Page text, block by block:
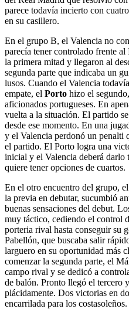
parece todavía incierto con
en su casillero.
En el grupo B, el Valencia no
parecía tener controlado frente al
la primera mitad y llegaron al
segunda parte que indicaba un
lusos. Cuando el Valencia
empate, el Porto hizo el
aficionados portugueses. En
vuelta a la situación. El partido
desde ese momento. En una
y el Valencia perdonó un penalti
el partido. El Porto logra una
inicial y el Valencia deberá darlo
quiere tener opciones de cuartos.
En el otro encuentro del grupo,
la previa en debutar, sucumbió
buenas sensaciones del debut.
muy táctico, cediendo el control
porteria rival hasta conseguir su
Pabellón, que buscaba salir
larguero en su oportunidad más
comenzar la segunda parte, el
campo rival y se dedicó a
de balón. Pronto llegó el tercero
plácidamente. Dos victorias en
encarrilada para los costasoleños.